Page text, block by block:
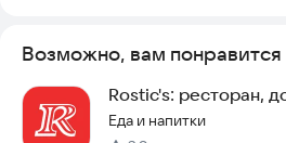
Возможно, вам понравится
Rostic's: ресторан,
Еда и напитки